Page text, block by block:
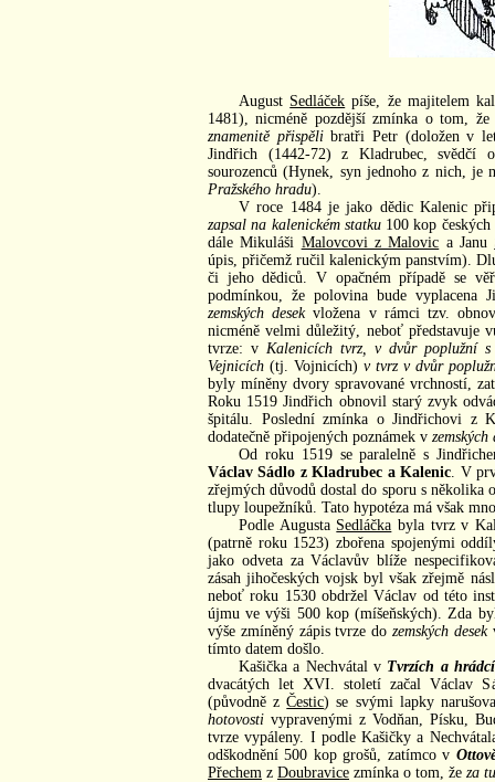
August Sedláček píše, že majitelem
1481), nicméně pozdější zmínka o tom,
znamenitě přispělibratři Petr (doložen v
Jindřich (1442-72) z Kladrubec, svědčí
sourozenců (Hynek, syn jednoho z nich, je
Pražského hradu).
V roce 1484 je jako dědic Kalenic
zapsal na kalenickém statku100 kop českých
dále Mikuláši Malovcovi z Malovic a Janu
úpis, přičemž ručil kalenickým panstvím).
či jeho dědiců. V opačném případě se
podmínkou, že polovina bude vyplacena
zemských desekvložena v rámci tzv.
nicméně velmi důležitý, neboť představuje
tvrze: v Kalenicích tvrz, v dvůr poplužní
Vejnicích (tj. Vojnicích) v tvrz v dvůr
byly míněny dvory spravované vrchností,
Roku 1519 Jindřich obnovil starý zvyk
špitálu. Poslední zmínka o Jindřichovi z
dodatečně připojených poznámek v zemských
Od roku 1519 se paralelně s
Václav Sádlo z Kladrubec a Kalenic . V
zřejmých důvodů dostal do sporu s
tlupy loupežníků. Tato hypotéza má však
Podle Augusta Sedláčka byla tvrz v
(patrně roku 1523) zbořena spojenými
jako odveta za Václavův blíže
zásah jihočeských vojsk byl však zřejmě
neboť roku 1530 obdržel Václav od této
újmu ve výši 500 kop (míšeňských). Zda
výše zmíněný zápis tvrze dozemských desek
tímto datem došlo.
Kašička a Nechvátal v Tvrzích a
dvacátých let XVI. století začal Václav
(původně zČestic) se svými lapky
hotovosti vypravenými z Vodňan, Písku,
tvrze vypáleny. I podle Kašičky a
odškodnění 500 kop grošů, zatímco v
Přechem z Doubravice zmínka o tom, že za